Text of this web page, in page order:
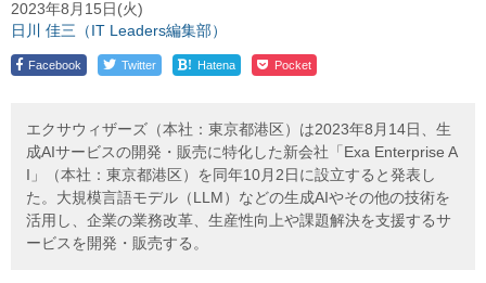
2023年8月15日(火)
日川 佳三（IT Leaders編集部）
Facebook Twitter ! Hatena Pocket
エクサウィザーズ（本社：東京都港区）は2023年8月14日、生
成AIサービスの開発・販売に特化した新会社「Exa Enterprise A
I」（本社：東京都港区）を同年10月2日に設立すると発表し
た。大規模言語モデル（LLM）などの生成AIやその他の技術を
活用し、企業の業務改革、生産性向上や課題解決を支援するサ
ービスを開発・販売する。